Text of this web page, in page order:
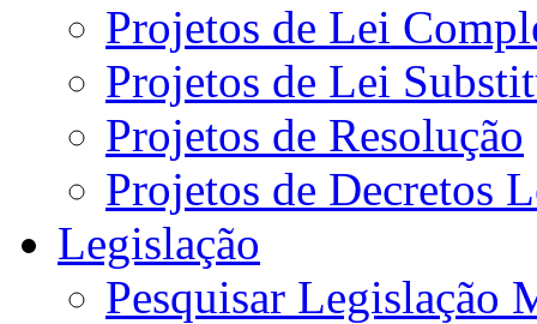
Projetos de Lei
Projetos de Lei
Projetos de Resolução
Projetos de Decretos
Legislação
Pesquisar Legislação